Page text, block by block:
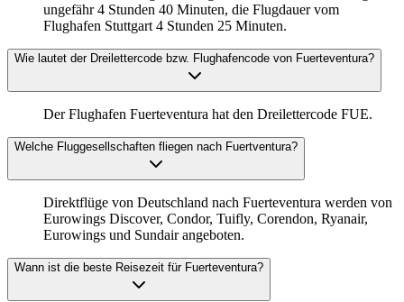
ungefähr 4 Stunden 40 Minuten, die Flugdauer vom
Flughafen Stuttgart 4 Stunden 25 Minuten.
Wie lautet der Dreilettercode bzw. Flughafencode von Fuerteventura?
Der Flughafen Fuerteventura hat den Dreilettercode FUE.
Welche Fluggesellschaften fliegen nach Fuertventura?
Direktflüge von Deutschland nach Fuerteventura werden von
Eurowings Discover, Condor, Tuifly, Corendon, Ryanair,
Eurowings und Sundair angeboten.
Wann ist die beste Reisezeit für Fuerteventura?